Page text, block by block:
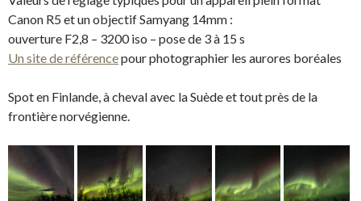
Canon R5 et un objectif Samyang 14mm :
ouverture F2,8 – 3200 iso – pose de 3 à 15 s
Un site de référencepour photographier les aurores boréales
Spot en Finlande, à cheval avec la Suède et tout près de la
frontière norvégienne.